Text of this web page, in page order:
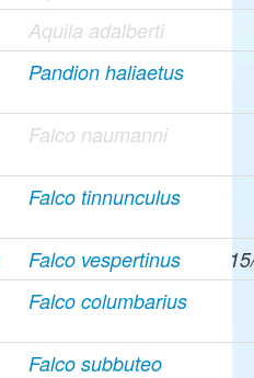
Aquila adalberti
Pandion haliaetus
Falco naumanni
Falco tinnunculus
Falco vespertinus
Falco columbarius
Falco subbuteo